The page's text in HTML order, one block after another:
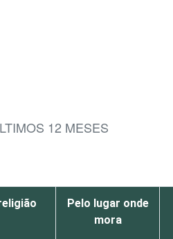
12 MESES
Pelo lugar onde
mora